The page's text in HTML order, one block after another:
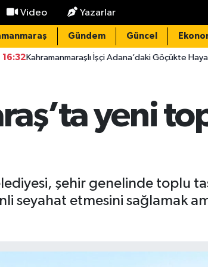
Video Yazarlar
Gündem Güncel
İşçi Adana’daki Göçükte Hayatını Kaybetti
yeni
şehir genelinde toplu
seyahat etmesini sağlamak